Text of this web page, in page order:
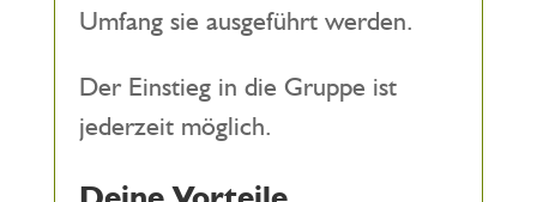
Umfang sie ausgeführt werden.
Der Einstieg in die Gruppe ist
jederzeit möglich.